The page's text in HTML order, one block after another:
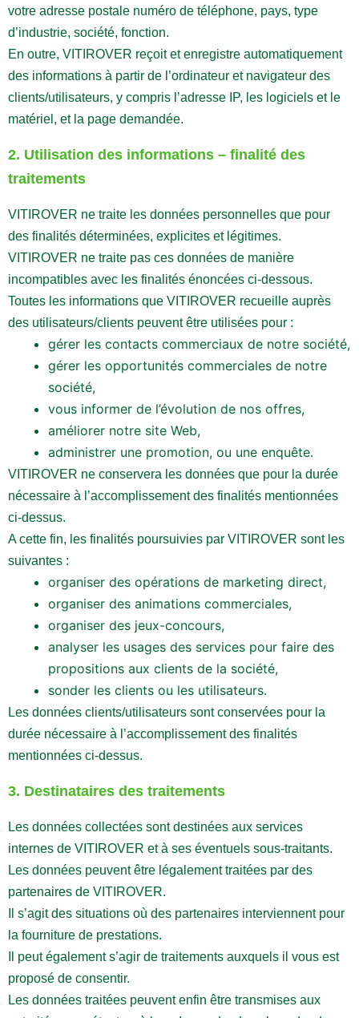
votre adresse postale numéro de téléphone, pays, type
d’industrie, société, fonction.
En outre, VITIROVER reçoit et enregistre automatiquement
des informations à partir de l’ordinateur et navigateur des
clients/utilisateurs, y compris l’adresse IP, les logiciels et le
matériel, et la page demandée.
2. Utilisation des informations – finalité des
traitements
VITIROVER ne traite les données personnelles que pour
des finalités déterminées, explicites et légitimes.
VITIROVER ne traite pas ces données de manière
incompatibles avec les finalités énoncées ci-dessous.
Toutes les informations que VITIROVER recueille auprès
des utilisateurs/clients peuvent être utilisées pour :
gérer les contacts commerciaux de notre société,
gérer les opportunités commerciales de notre
société,
vous informer de l’évolution de nos offres,
améliorer notre site Web,
administrer une promotion, ou une enquête.
VITIROVER ne conservera les données que pour la durée
nécessaire à l’accomplissement des finalités mentionnées
ci-dessus.
A cette fin, les finalités poursuivies par VITIROVER sont les
suivantes :
organiser des opérations de marketing direct,
organiser des animations commerciales,
organiser des jeux-concours,
analyser les usages des services pour faire des
propositions aux clients de la société,
sonder les clients ou les utilisateurs.
Les données clients/utilisateurs sont conservées pour la
durée nécessaire à l’accomplissement des finalités
mentionnées ci-dessus.
3. Destinataires des traitements
Les données collectées sont destinées aux services
internes de VITIROVER et à ses éventuels sous-traitants.
Les données peuvent être légalement traitées par des
partenaires de VITIROVER.
Il s’agit des situations où des partenaires interviennent pour
la fourniture de prestations.
Il peut également s’agir de traitements auxquels il vous est
proposé de consentir.
Les données traitées peuvent enfin être transmises aux